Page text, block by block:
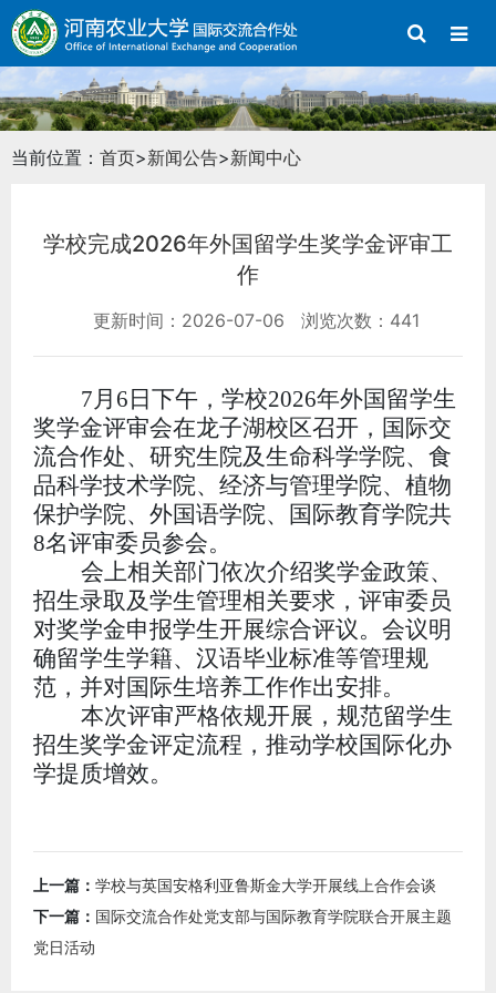
当前位置： 首页>新闻公告>新闻中心
学校完成2026年外国留学生奖学金评审工
作
更新时间：2026-07-06 浏览次数：441
7月 6 日下午， 学校2026年外国留学生
奖学金评审会在龙子湖校区召开， 国际交
流合作处、研究生院及生命科学学院、食
品科学技术学院、经济与管理学院、植物
保护学院、外国语学院、国际教育学院共
8名评审委员参会。
会上相关部门依次介绍奖学金政策、
招生录取及学生管理相关要求，评审委员
对奖学金申报学生开展综合评议。会议明
确留学生学籍、汉语毕业标准等管理规
范，并对国际生培养工作作出安排。
本次评审严格依规开展，规范留学生
招生奖学金评定流程，推动学校国际化办
学提质增效。
上一篇： 学校与英国安格利亚鲁斯金大学开展线上合作会谈
下一篇： 国际交流合作处党支部与国际教育学院联合开展主题
党日活动